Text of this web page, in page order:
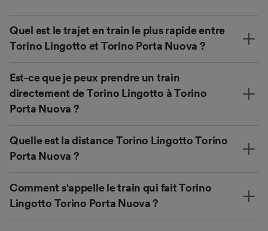
Quel est le trajet en train le plus rapide entre
Torino Lingotto et Torino Porta Nuova ?
Est-ce que je peux prendre un train
directement de Torino Lingotto à Torino
Porta Nuova ?
Quelle est la distance Torino Lingotto Torino
Porta Nuova ?
Comment s'appelle le train qui fait Torino
Lingotto Torino Porta Nuova ?